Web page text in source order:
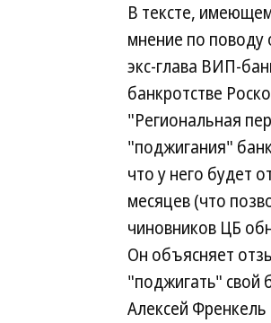
В тексте,
мнение по поводу
экс-глава ВИП-
банкротстве
"Региональная
"поджигания"
что у него будет
месяцев (что
чиновников ЦБ
Он объясняет
"поджигать" свой
Алексей